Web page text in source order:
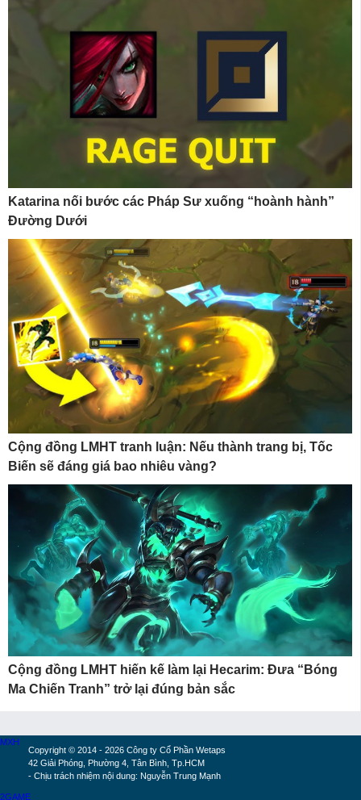
Katarina nối bước các Pháp Sư xuống “hoành hành”
Đường Dưới
Cộng đồng LMHT tranh luận: Nếu thành trang bị, Tốc
Biến sẽ đáng giá bao nhiêu vàng?
Cộng đồng LMHT hiến kế làm lại Hecarim: Đưa “Bóng
Ma Chiến Tranh” trở lại đúng bản sắc
Copyright © 2014 - 2026 Công ty Cổ Phần Wetaps
42 Giải Phóng, Phường 4, Tân Bình, Tp.HCM
- Chịu trách nhiệm nội dung: Nguyễn Trung Mạnh
MXH
2GAME